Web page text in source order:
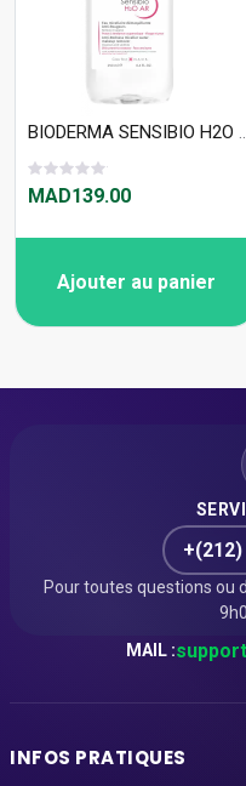
BIODERMA
MAD139.00
Ajouter au panier
+(212)
Pour toutes questions ou
MAIL :
INFOS PRATIQUES